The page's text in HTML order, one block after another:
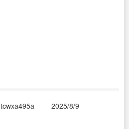
tcwxa495a 2025/8/9